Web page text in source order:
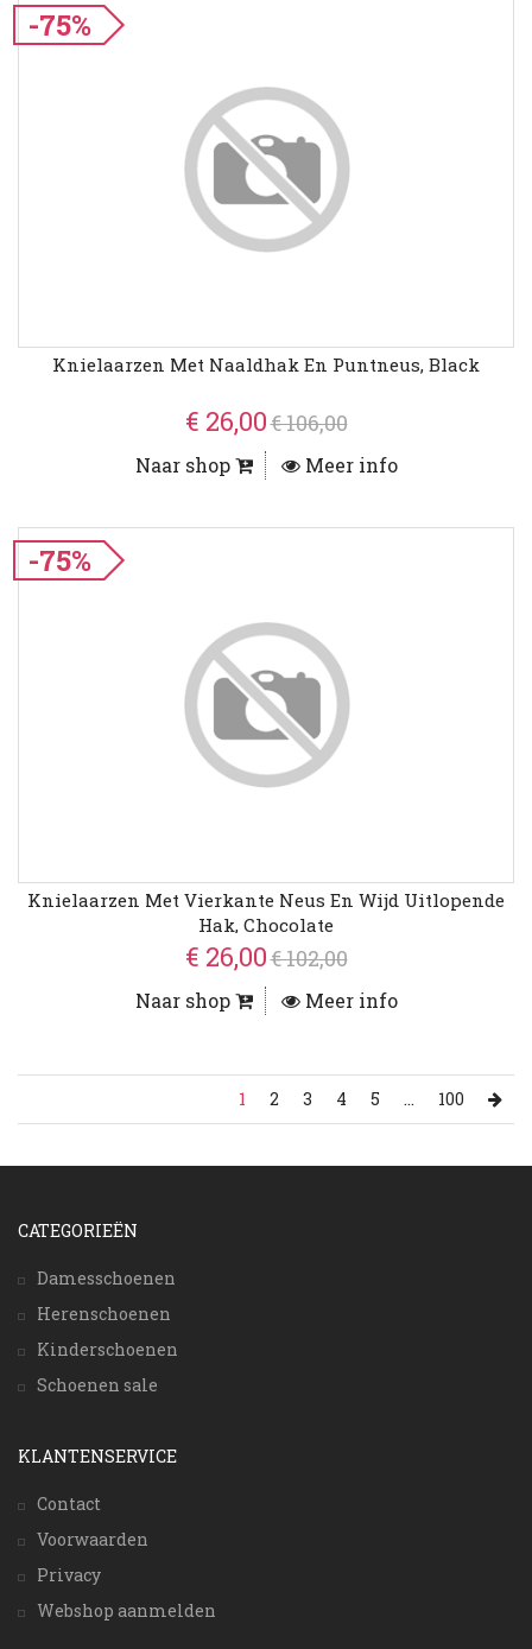
-75%
Knielaarzen Met Naaldhak En Puntneus, Black
€ 26,00€ 106,00
Naar shop Meer info
-75%
Knielaarzen Met Vierkante Neus En Wijd Uitlopende
Hak, Chocolate
€ 26,00€ 102,00
Naar shop Meer info
1 2 3 4 5 ... 100
CATEGORIEËN
Damesschoenen
Herenschoenen
Kinderschoenen
Schoenen sale
KLANTENSERVICE
Contact
Voorwaarden
Privacy
Webshop aanmelden